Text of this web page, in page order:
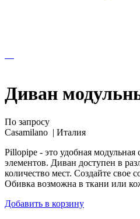
Диван
По запросу
Casamilano | Италия
Pillopipe - это удобная
элементов. Диван доступен в
количество мест. Создайте свое
Обивка возможна в ткани или
Добавить в корзину